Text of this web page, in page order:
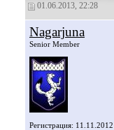
01.06.2013, 22:28
Nagarjuna
Senior Member
Регистрация: 11.11.2012